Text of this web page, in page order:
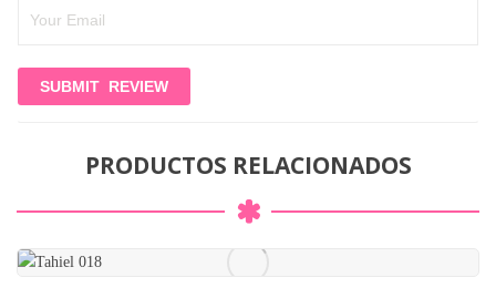
PRODUCTOS RELACIONADOS